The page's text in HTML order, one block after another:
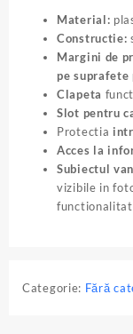
Material:
Constructie:
Margini de
pe suprafete
Clapeta
Slot pentru
Protectia
Acces la
Subiectul
vizibile in
Categorie: Fără